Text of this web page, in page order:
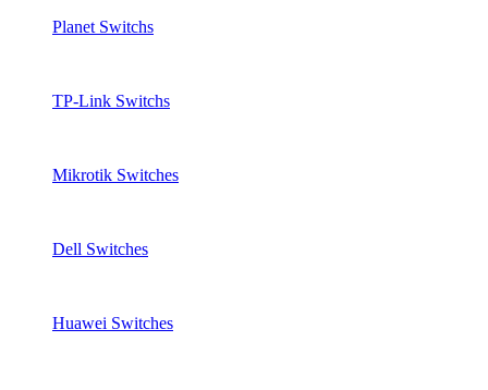
Planet Switchs
TP-Link Switchs
Mikrotik Switches
Dell Switches
Huawei Switches